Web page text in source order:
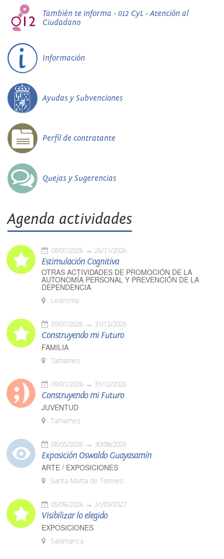
También te informa - 012 CyL - Atención al
Ciudadano
Información
Ayudas y Subvenciones
Perfil de contratante
Quejas y Sugerencias
Agenda actividades
08/01/2026 26/11/2026
Estimulación Cognitiva
OTRAS ACTIVIDADES DE PROMOCIÓN DE LA
AUTONOMÍA PERSONAL Y PREVENCIÓN DE LA
DEPENDENCIA
Ledesma
09/01/2026 31/12/2026
Construyendo mi Futuro
FAMILIA
Tamames
09/01/2026 31/12/2026
Construyendo mi Futuro
JUVENTUD
Tamames
08/05/2026 30/08/2026
Exposición Oswaldo Guayasamín
ARTE / EXPOSICIONES
Santa Marta de Tormes
05/06/2026 31/03/2027
Visibilizar lo elegido
EXPOSICIONES
Salamanca